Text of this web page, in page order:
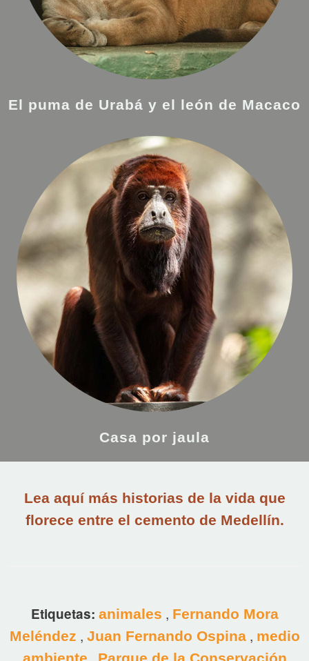
El puma de Urabá y el león de Macaco
Casa por jaula
Lea aquí más historias de la vida que
florece entre el cemento de Medellín.
Etiquetas: animales , Fernando Mora
Meléndez , Juan Fernando Ospina, medio